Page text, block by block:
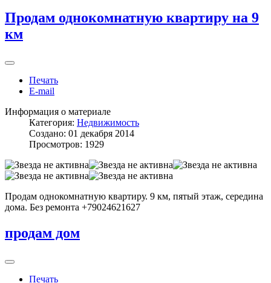
Продам однокомнатную квартиру на 9
км
Печать
E-mail
Информация о материале
Категория: Недвижимость
Создано: 01 декабря 2014
Просмотров: 1929
Продам однокомнатную квартиру. 9 км, пятый этаж, середина
дома. Без ремонта +79024621627
продам дом
Печать